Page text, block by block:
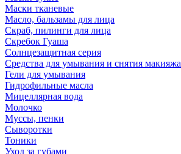
Маски тканевые
Масло, бальзамы для лица
Скраб, пилинги для лица
Скребок Гуаша
Солнцезащитная серия
Средства для умывания и снятия макияжа
Гели для умывания
Гидрофильные масла
Мицеллярная вода
Молочко
Муссы, пенки
Сыворотки
Тоники
Уход за губами